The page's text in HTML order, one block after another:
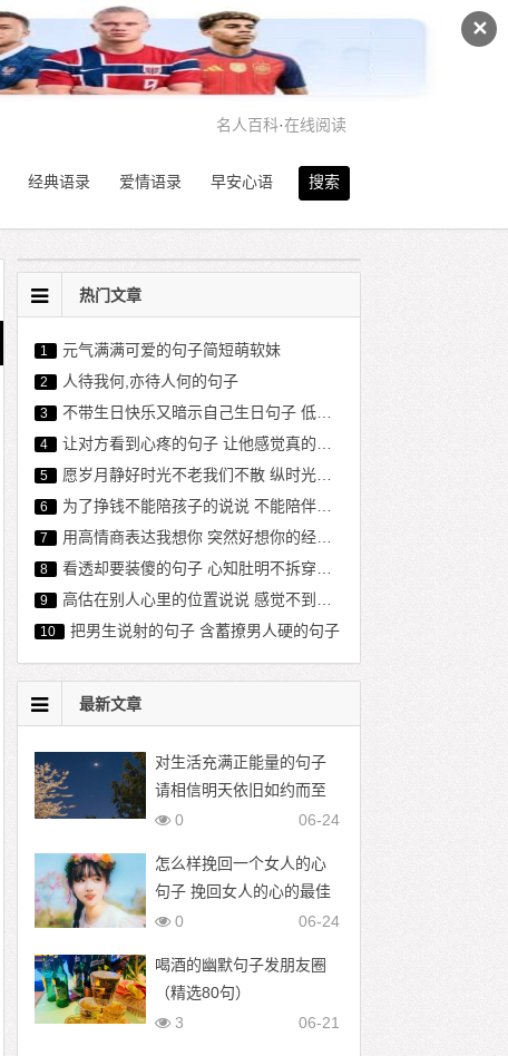
✕
名人百科·在线阅读
搜索
经典语录 爱情语录 早安心语
热门文章
1 元气满满可爱的句子简短萌软妹
2 人待我何,亦待人何的句子
3 不带生日快乐又暗示自己生日句子 低调内涵暗示生日说说
4 让对方看到心疼的句子 让他感觉真的失去你了
5 愿岁月静好时光不老我们不散 纵时光荏苒,愿岁月静好
6 为了挣钱不能陪孩子的说说 不能陪伴孩子心酸句子 亏欠孩子的经典语句
7 用高情商表达我想你 突然好想你的经典句子
8 看透却要装傻的句子 心知肚明不拆穿的句子
9 高估在别人心里的位置说说 感觉不到对方的在乎我的句子
10 把男生说射的句子 含蓄撩男人硬的句子
最新文章
对生活充满正能量的句子
请相信明天依旧如约而至
06-24
0
怎么样挽回一个女人的心
句子 挽回女人的心的最佳
语录
06-24
0
喝酒的幽默句子发朋友圈
（精选80句）
06-21
3